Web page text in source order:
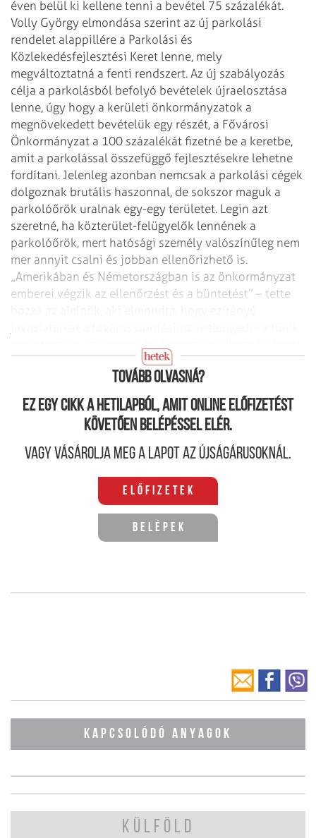
éven belül ki kellene tenni a bevétel 75 százalékát.
Volly György elmondása szerint az új parkolási
rendelet alappillére a Parkolási és
Közlekedésfejlesztési Keret lenne, mely
megváltoztatná a fenti rendszert. Az új szabályozás
célja a parkolásból befolyó bevételek újraelosztása
lenne, úgy hogy a kerületi önkormányzatok a
megnövekedett bevételük egy részét, a Fővárosi
Önkormányzat a 100 százalékát fizetné be a keretbe,
amit a parkolással összefüggő fejlesztésekre lehetne
fordítani. Jelenleg azonban nemcsak a parkolási cégek
dolgoznak brutális haszonnal, de sokszor maguk a
parkolóőrök uralnak egy-egy területet. Legin azt
szeretné, ha közterület-felügyelők lennének a
parkolóőrök, mert hatósági személy valószínűleg nem
mer annyit csalni és jobban ellenőrizhető is.
„Amerikában és Németországban is az önkormányzat
emberei végzik az ellenőrzést és a büntetést” – tette
extraprofit termelődjön.
Tovább olvasná?
Ez egy cikk a hetilapból, amit online előfizetést
követően belépéssel elér.
Vagy vásárolja meg a lapot az újságárusoknál.
Előfizetek
Belépek
KAPCSOLÓDÓ ANYAGOK
KÜLFÖLD